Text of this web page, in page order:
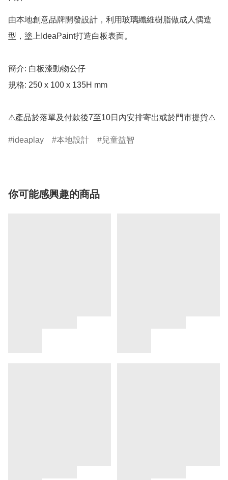
由本地創意品牌開發設計，利用玻璃纖維樹脂做成人偶造
型，塗上IdeaPaint打造白板表面。
簡介: 白板漆動物公仔
規格: 250 x 100 x 135H mm
⚠產品於落單及付款後7至10日內安排寄出或於門市提貨⚠️
ideaplay 本地設計 兒童益智
你可能感興趣的商品